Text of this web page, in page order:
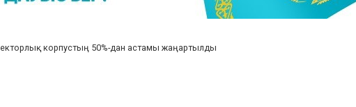
корпустың 50%-дан астамы жаңартылды